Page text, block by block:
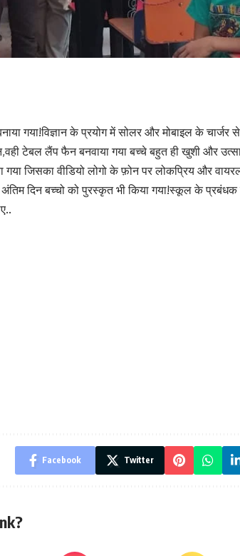
गया!विज्ञान के प्रयोग में सोलर और मोबाइल के चार्जर
टेबल लैंप फैन बनवाया गया बच्चे बहुत ही खुशी और
जिसका वीडियो लोगो के फ़ोन पर लोकप्रिय और
दिन बच्चो को पुरस्कृत भी किया गया!स्कूल के प्रबंधक
Facebook Twitter